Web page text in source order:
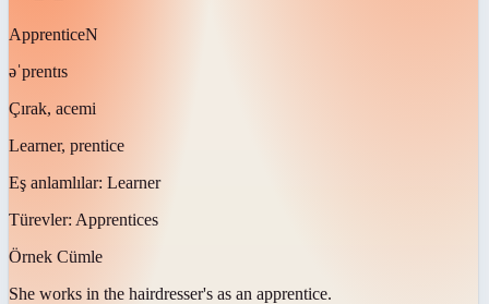
ApprenticeN
əˈprentɪs
Çırak, acemi
Learner, prentice
Eş anlamlılar: Learner
Türevler: Apprentices
Örnek Cümle
She works in the hairdresser's as an apprentice.